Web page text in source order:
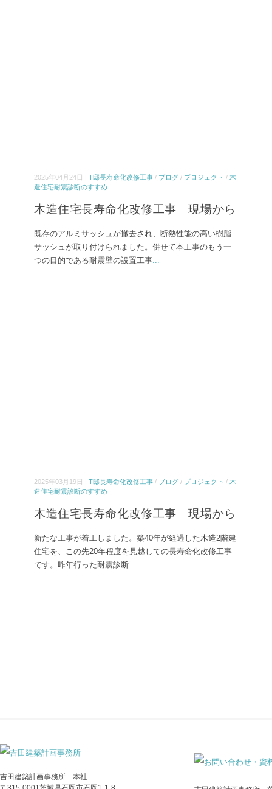
2025年04月24日 | T邸長寿命化改修工事 / ブログ / プロジェクト / 木
造住宅耐震診断のすすめ
木造住宅長寿命化改修工事 現場から
既存のアルミサッシュが撤去され、断熱性能の高い樹脂
サッシュが取り付けられました。併せて本工事のもう一
つの目的である耐震壁の設置工事...
2025年03月19日 | T邸長寿命化改修工事 / ブログ / プロジェクト / 木
造住宅耐震診断のすすめ
木造住宅長寿命化改修工事 現場から
新たな工事が着工しました。築40年が経過した木造2階建
住宅を、この先20年程度を見越しての長寿命化改修工事
です。昨年行った耐震診断...
吉田建築計画事務所 本社